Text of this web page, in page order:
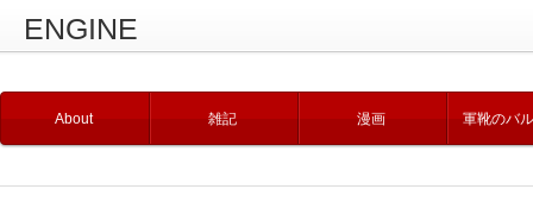
ENGINE
About 雑記 漫画 軍靴のバ